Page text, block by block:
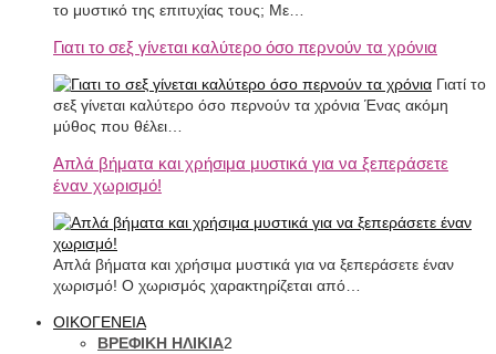
το μυστικό της επιτυχίας τους; Με…
Γιατι το σεξ γίνεται καλύτερο όσο περνούν τα χρόνια
Γιατί το
σεξ γίνεται καλύτερο όσο περνούν τα χρόνια Ένας ακόμη
μύθος που θέλει…
Απλά βήματα και χρήσιμα μυστικά για να ξεπεράσετε
έναν χωρισμό!
Απλά βήματα και χρήσιμα μυστικά για να ξεπεράσετε έναν
χωρισμό! Ο χωρισμός χαρακτηρίζεται από…
ΟΙΚΟΓΕΝΕΙΑ
ΒΡΕΦΙΚΗ ΗΛΙΚΙΑ2